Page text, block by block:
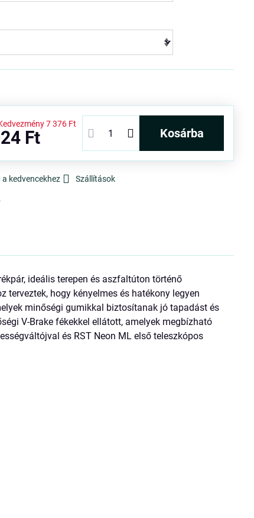
7 376 Ft
Ft kosárba
kedvencekhez Szállítások
ideális terepen és aszfaltúton történő
hogy kényelmes és hatékony legyen
minőségi gumikkal biztosítanak jó tapadást és
V-Brake fékekkel ellátott, amelyek megbízható
és RST Neon ML első teleszkópos